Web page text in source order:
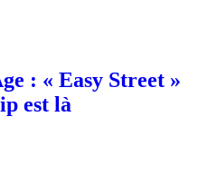
: « Easy Street »
est là